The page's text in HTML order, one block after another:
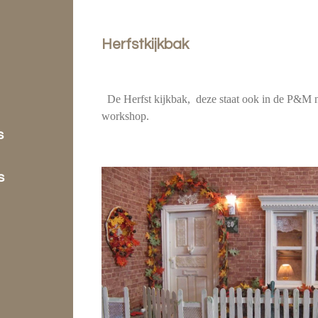
Herfstkijkbak
De Herfst kijkbak, deze staat ook in de P&M
workshop.